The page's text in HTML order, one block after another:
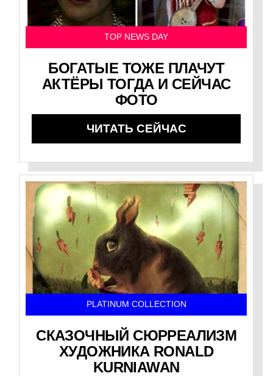
TOP NEWS DAY
БОГАТЫЕ ТОЖЕ ПЛАЧУТ
АКТЁРЫ ТОГДА И СЕЙЧАС
ФОТО
ЧИТАТЬ СЕЙЧАС
PLATINUM COLLECTION
СКАЗОЧНЫЙ СЮРРЕАЛИЗМ
ХУДОЖНИКА RONALD
KURNIAWAN